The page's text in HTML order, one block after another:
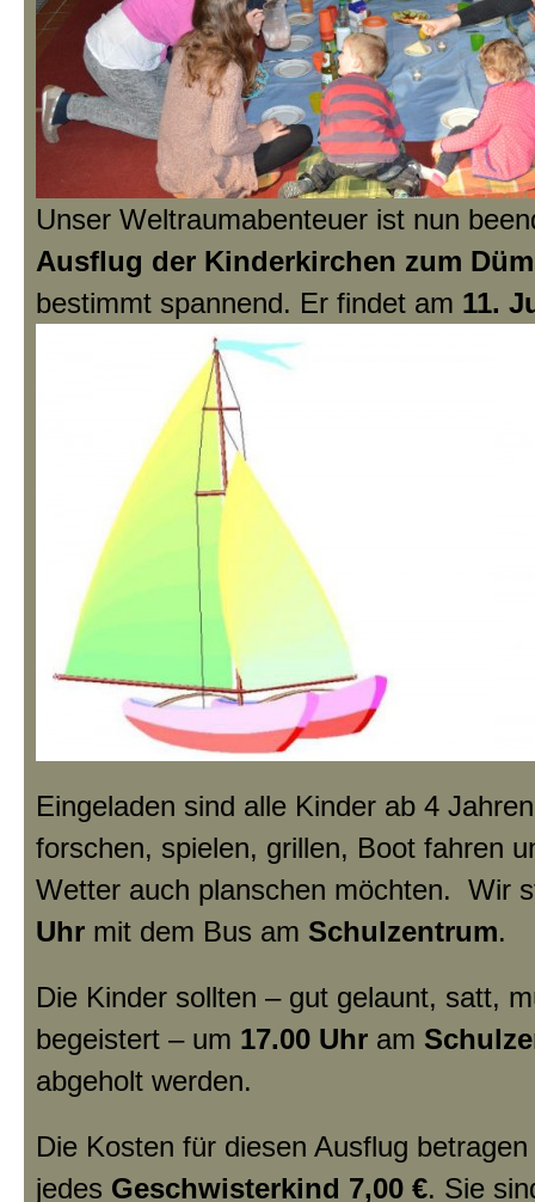
Unser Weltraumabenteuer ist nun
Ausflug der Kinderkirchen zum
bestimmt spannend. Er findet am 11.
Eingeladen sind alle Kinder ab 4
forschen, spielen, grillen, Boot fahren
Wetter auch planschen möchten. Wir
Uhr mit dem Bus am Schulzentrum.
Die Kinder sollten – gut gelaunt, satt,
begeistert – um 17.00 Uhr am
abgeholt werden.
Die Kosten für diesen Ausflug betragen
jedes Geschwisterkind 7,00 €. Sie